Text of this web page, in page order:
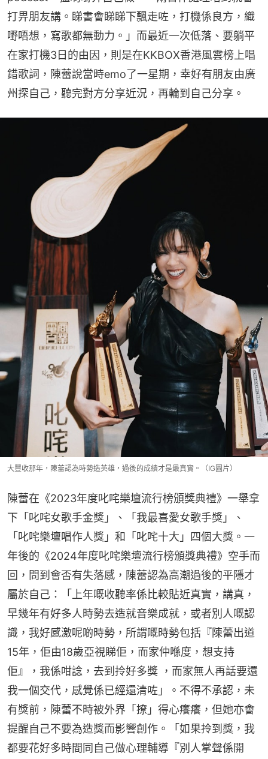
打畀朋友講。睇書會睇睇下飄走咗，打機係良方，織
嘢唔想，寫歌都無動力。」而最近一次低落、要躺平
在家打機3日的由因，則是在KKBOX香港風雲榜上唱
錯歌詞，陳蕾說當時emo了一星期，幸好有朋友由廣
州探自己，聽完對方分享近況，再輪到自己分享。
大豐收那年，陳蕾認為時勢造英雄，過後的成績才是最真實。（IG圖片）
陳蕾在《2023年度叱咤樂壇流行榜頒獎典禮》一舉拿
下「叱咤女歌手金獎」、「我最喜愛女歌手獎」、
「叱咤樂壇唱作人獎」和「叱咤十大」四個大獎。一
年後的《2024年度叱咤樂壇流行榜頒獎典禮》空手而
回，問到會否有失落感，陳蕾認為高潮過後的平隱才
屬於自己：「上年嘅收聽率係比較貼近真實，講真，
早幾年有好多人時勢去造就音樂成就，或者別人嘅認
識，我好感激呢啲時勢，所謂嘅時勢包括『陳蕾出道
15年，佢由18歲亞視睇佢，而家仲喺度，想支持
佢』，我係咁諗，去到拎好多獎 ，而家無人再話要還
我一個交代，感覺係已經還清咗」。不得不承認，未
有獎前，陳蕾不時被外界「撩」得心癢癢，但她亦會
提醒自己不要為造獎而影響創作。「如果拎到獎，我
都要花好多時間同自己做心理輔導『別人掌聲係開